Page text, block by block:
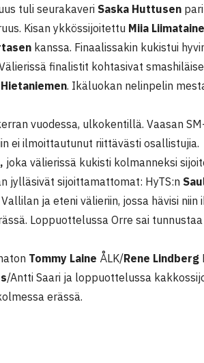
tuli seurakaveri Saska Huttusen
Kisan ykkössijoitettu Miia
kanssa. Finaalissakin kukistui
finalistit kohtasivat
. Ikäluokan nelinpelin
vuodessa, ulkokentillä. Vaasan
ei ilmoittautunut riittävästi osallistujia.
joka välierissä kukisti kolmanneksi
jylläsivät sijoittamattomat: HyTS:n
ja eteni välieriin, jossa hävisi niin
Loppuottelussa Orre sai
Tommy Laine ÅLK/Rene Lindberg
/Antti Saari ja loppuottelussa
erässä.